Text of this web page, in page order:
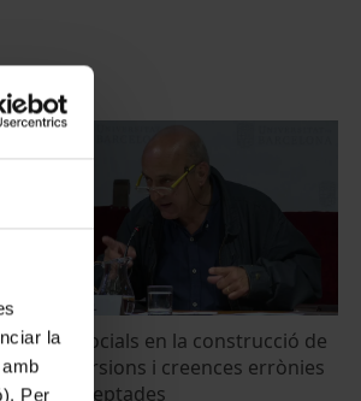
la
Per
psicosocials en la construcció de
distorsions i creences errònies
acceptades